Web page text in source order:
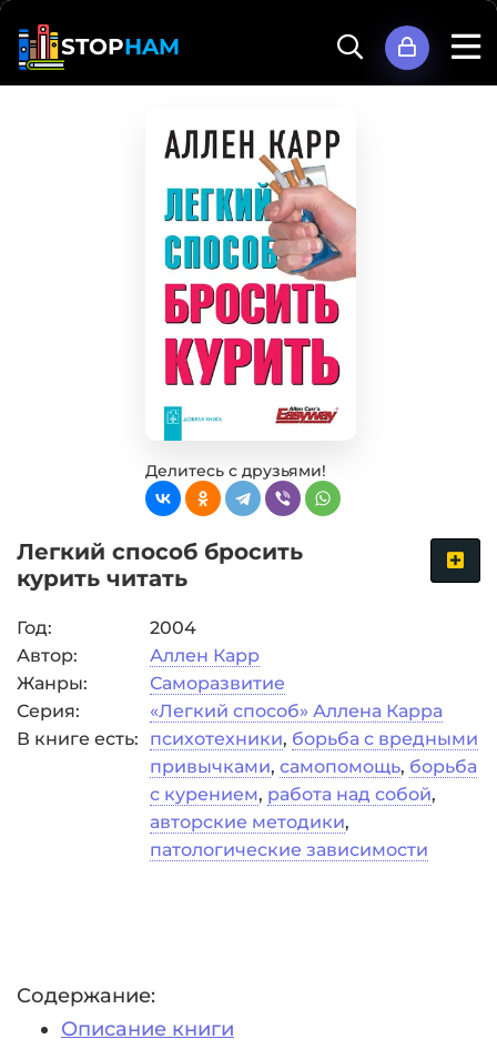
STOPHAM
Делитесь с друзьями!
Легкий способ бросить
курить читать
Год:
2004
Автор:
Аллен Карр
Жанры:
Саморазвитие
Серия:
«Легкий способ» Аллена Карра
В книге есть:
психотехники, борьба с вредными
привычками, самопомощь, борьба
с курением, работа над собой,
авторские методики,
патологические зависимости
Содержание:
Описание книги